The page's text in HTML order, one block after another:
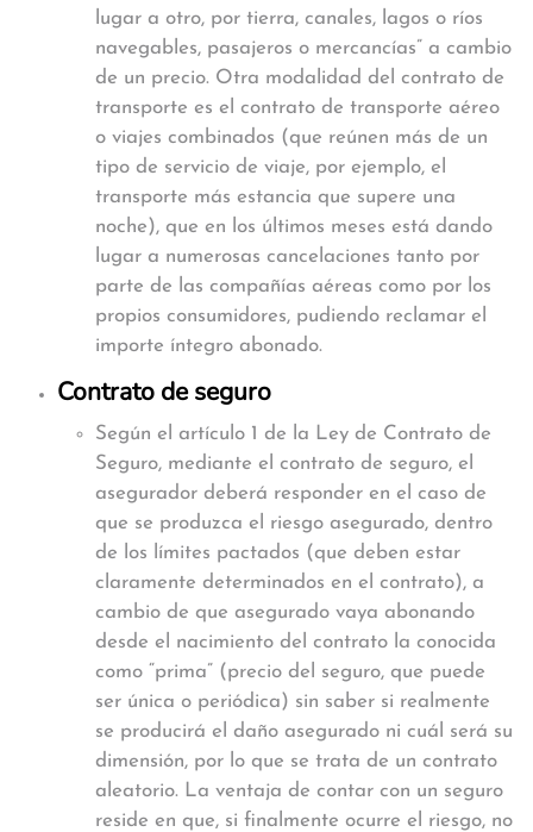
lugar a otro, por tierra, canales, lagos o ríos
navegables, pasajeros o mercancías” a cambio
de un precio. Otra modalidad del contrato de
transporte es el contrato de transporte aéreo
o viajes combinados (que reúnen más de un
tipo de servicio de viaje, por ejemplo, el
transporte más estancia que supere una
noche), que en los últimos meses está dando
lugar a numerosas cancelaciones tanto por
parte de las compañías aéreas como por los
propios consumidores, pudiendo reclamar el
importe íntegro abonado.
Contrato de seguro
Según el artículo 1 de la Ley de Contrato de
Seguro, mediante el contrato de seguro, el
asegurador deberá responder en el caso de
que se produzca el riesgo asegurado, dentro
de los límites pactados (que deben estar
claramente determinados en el contrato), a
cambio de que asegurado vaya abonando
desde el nacimiento del contrato la conocida
como “prima” (precio del seguro, que puede
ser única o periódica) sin saber si realmente
se producirá el daño asegurado ni cuál será su
dimensión, por lo que se trata de un contrato
aleatorio. La ventaja de contar con un seguro
reside en que, si finalmente ocurre el riesgo, no